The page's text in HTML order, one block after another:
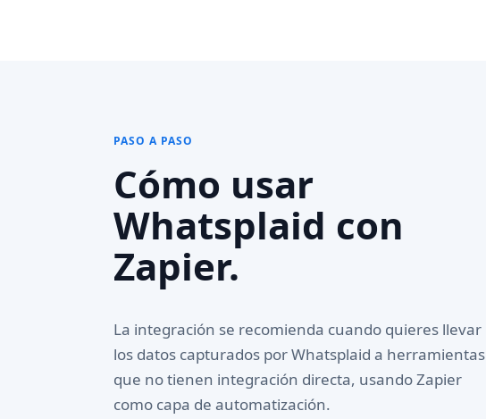
PASO A PASO
Cómo usar
Whatsplaid con
Zapier.
La integración se recomienda cuando quieres llevar
los datos capturados por Whatsplaid a herramientas
que no tienen integración directa, usando Zapier
como capa de automatización.